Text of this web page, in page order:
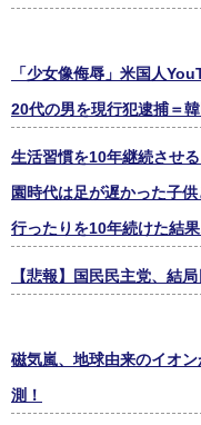
「少女像侮辱」米国人
20代の男を現行犯逮捕＝
生活習慣を10年継続させ
園時代は足が遅かった子
行ったりを10年続けた結
【悲報】国民民主党、結
磁気嵐、地球由来のイオ
測！